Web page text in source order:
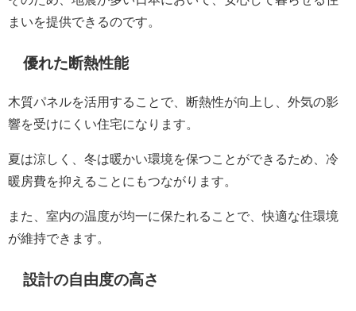
まいを提供できるのです。
優れた断熱性能
木質パネルを活用することで、断熱性が向上し、外気の影
響を受けにくい住宅になります。
夏は涼しく、冬は暖かい環境を保つことができるため、冷
暖房費を抑えることにもつながります。
また、室内の温度が均一に保たれることで、快適な住環境
が維持できます。
設計の自由度の高さ